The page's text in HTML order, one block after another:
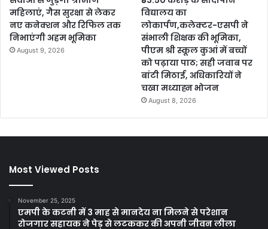
महिलाएं, गैस सुरक्षा से लेकर
नए कनेक्शन और रिफिल तक
निभाएंगी अहम भूमिका
August 9, 2026
विद्यालय का
लोकार्पण,कलेक्टर-एसपी ने
संभाली शिक्षक की भूमिका,
पीएम श्री स्कूल कुआं में बच्चों
को पढ़ाया पाठ; सही जवाब पर
बांटी मिठाई, अधिकारियों ने
चखा मध्याह्न भोजन
August 8, 2026
Most Viewed Posts
November 25, 2025
एमपी के कटनी में 3 माह से मानदेय ना मिलने से परेशान
रोजगार सहायक ने पेड़ से लटककर की अपनी जीवन लीला